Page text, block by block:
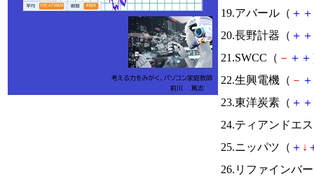
19.アバール（ ＋ ＋
20.長野計器（ ＋ ＋
21.SWCC（ － ＋ ＋
22.生興電機（ － ＋
23.東洋炭素（ ＋ ＋
24.ティアンドエ
25.ニッパツ（ ＋ ↓
26.リファインバ